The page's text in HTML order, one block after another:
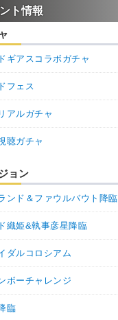
ト情報
ギアスコラボガチャ
フェス
アルガチャ
聴ガチャ
ョン
ンド＆ファウルバウト降臨
織姫&執事彦星降臨
ダルコロシアム
ボーチャレンジ
臨